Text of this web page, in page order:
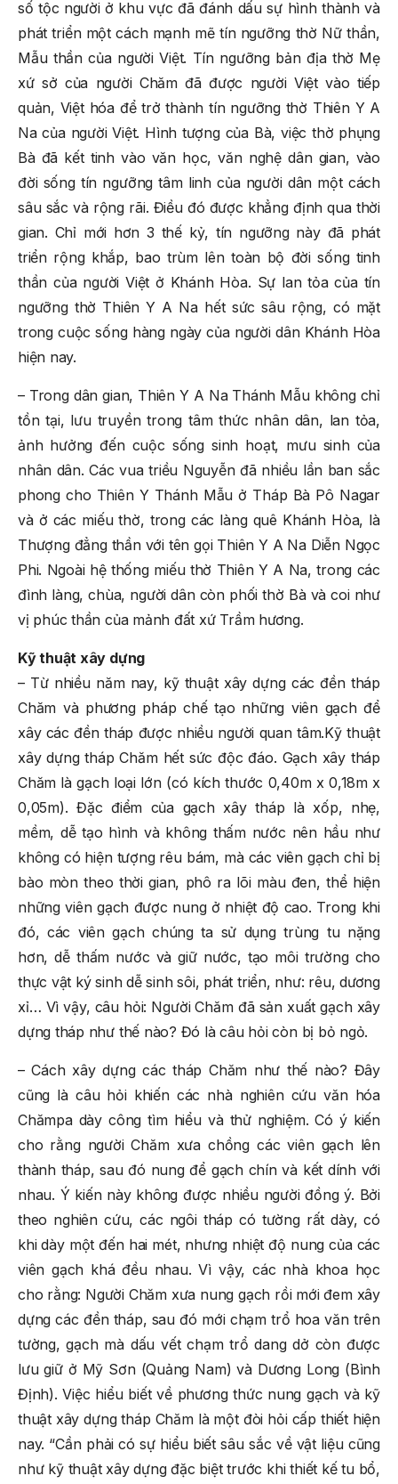
số tộc người ở khu vực đã đánh dấu sự hình thành và
phát triển một cách mạnh mẽ tín ngưỡng thờ Nữ thần,
Mẫu thần của người Việt. Tín ngưỡng bản địa thờ Mẹ
xứ sở của người Chăm đã được người Việt vào tiếp
quản, Việt hóa để trở thành tín ngưỡng thờ Thiên Y A
Na của người Việt. Hình tượng của Bà, việc thờ phụng
Bà đã kết tinh vào văn học, văn nghệ dân gian, vào
đời sống tín ngưỡng tâm linh của người dân một cách
sâu sắc và rộng rãi. Điều đó được khẳng định qua thời
gian. Chỉ mới hơn 3 thế kỷ, tín ngưỡng này đã phát
triển rộng khắp, bao trùm lên toàn bộ đời sống tinh
thần của người Việt ở Khánh Hòa. Sự lan tỏa của tín
ngưỡng thờ Thiên Y A Na hết sức sâu rộng, có mặt
trong cuộc sống hàng ngày của người dân Khánh Hòa
hiện nay.
– Trong dân gian, Thiên Y A Na Thánh Mẫu không chỉ
tồn tại, lưu truyền trong tâm thức nhân dân, lan tỏa,
ảnh hưởng đến cuộc sống sinh hoạt, mưu sinh của
nhân dân. Các vua triều Nguyễn đã nhiều lần ban sắc
phong cho Thiên Y Thánh Mẫu ở Tháp Bà Pô Nagar
và ở các miếu thờ, trong các làng quê Khánh Hòa, là
Thượng đẳng thần với tên gọi Thiên Y A Na Diễn Ngọc
Phi. Ngoài hệ thống miếu thờ Thiên Y A Na, trong các
đình làng, chùa, người dân còn phối thờ Bà và coi như
vị phúc thần của mảnh đất xứ Trầm hương.
Kỹ thuật xây dựng
– Từ nhiều năm nay, kỹ thuật xây dựng các đền tháp
Chăm và phương pháp chế tạo những viên gạch để
xây các đền tháp được nhiều người quan tâm.Kỹ thuật
xây dựng tháp Chăm hết sức độc đáo. Gạch xây tháp
Chăm là gạch loại lớn (có kích thước 0,40m x 0,18m x
0,05m). Đặc điểm của gạch xây tháp là xốp, nhẹ,
mềm, dễ tạo hình và không thấm nước nên hầu như
không có hiện tượng rêu bám, mà các viên gạch chỉ bị
bào mòn theo thời gian, phô ra lõi màu đen, thể hiện
những viên gạch được nung ở nhiệt độ cao. Trong khi
đó, các viên gạch chúng ta sử dụng trùng tu nặng
hơn, dễ thấm nước và giữ nước, tạo môi trường cho
thực vật ký sinh dễ sinh sôi, phát triển, như: rêu, dương
xỉ… Vì vậy, câu hỏi: Người Chăm đã sản xuất gạch xây
dựng tháp như thế nào? Đó là câu hỏi còn bị bỏ ngỏ.
– Cách xây dựng các tháp Chăm như thế nào? Đây
cũng là câu hỏi khiến các nhà nghiên cứu văn hóa
Chămpa dày công tìm hiểu và thử nghiệm. Có ý kiến
cho rằng người Chăm xưa chồng các viên gạch lên
thành tháp, sau đó nung để gạch chín và kết dính với
nhau. Ý kiến này không được nhiều người đồng ý. Bởi
theo nghiên cứu, các ngôi tháp có tường rất dày, có
khi dày một đến hai mét, nhưng nhiệt độ nung của các
viên gạch khá đều nhau. Vì vậy, các nhà khoa học
cho rằng: Người Chăm xưa nung gạch rồi mới đem xây
dựng các đền tháp, sau đó mới chạm trổ hoa văn trên
tường, gạch mà dấu vết chạm trổ dang dở còn được
lưu giữ ở Mỹ Sơn (Quảng Nam) và Dương Long (Bình
Định). Việc hiểu biết về phương thức nung gạch và kỹ
thuật xây dựng tháp Chăm là một đòi hỏi cấp thiết hiện
nay. “Cần phải có sự hiểu biết sâu sắc về vật liệu cũng
như kỹ thuật xây dựng đặc biệt trước khi thiết kế tu bổ,